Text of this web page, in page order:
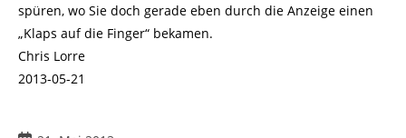
spüren, wo Sie doch gerade eben durch die Anzeige einen
„Klaps auf die Finger“ bekamen.
Chris Lorre
2013-05-21